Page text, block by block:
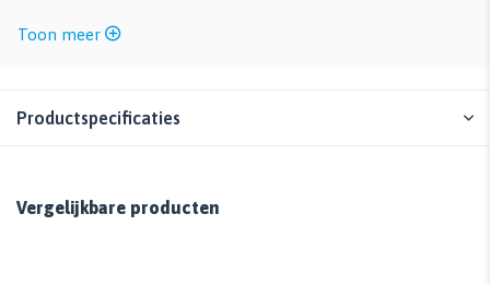
Toon meer
Productspecificaties
Vergelijkbare producten